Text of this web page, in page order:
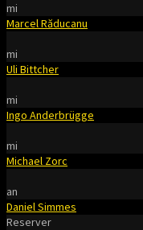
mi
Marcel Răducanu
mi
Uli Bittcher
mi
Ingo Anderbrügge
mi
Michael Zorc
an
Daniel Simmes
Reserver